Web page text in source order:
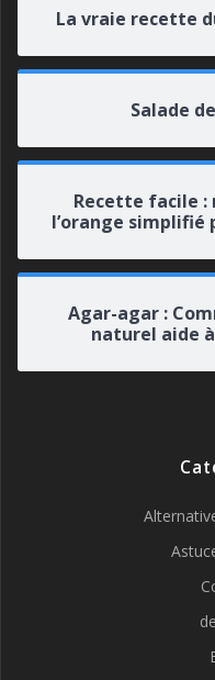
La vraie recette
Salade
Recette facile :
l’orange simplifié
Agar-agar :
naturel aide